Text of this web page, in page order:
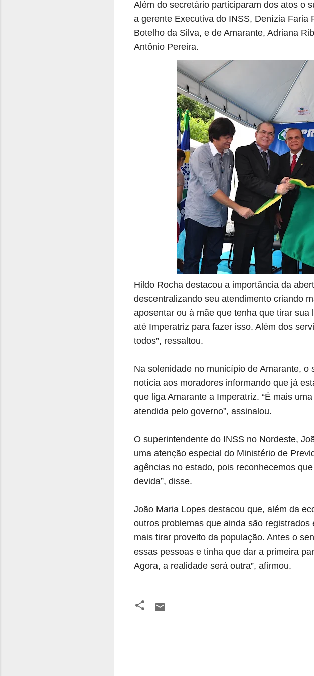
Além do secretário participaram dos atos o
a gerente Executiva do INSS, Denízia
Botelho da Silva, e de Amarante, Adriana
Antônio Pereira.
Hildo Rocha destacou a importância da
descentralizando seu atendimento criando
aposentar ou à mãe que tenha que tirar
até Imperatriz para fazer isso. Além dos
todos”, ressaltou.
Na solenidade no município de Amarante,
notícia aos moradores informando que já
que liga Amarante a Imperatriz. “É mais
atendida pelo governo”, assinalou.
O superintendente do INSS no Nordeste,
uma atenção especial do Ministério de
agências no estado, pois reconhecemos
devida”, disse.
João Maria Lopes destacou que, além da
outros problemas que ainda são
mais tirar proveito da população. Antes o
essas pessoas e tinha que dar a primeira
Agora, a realidade será outra”, afirmou.